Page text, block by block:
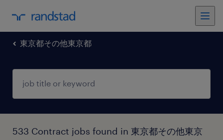
東京都その他東京都
533 Contract jobs found in 東京都その他東京